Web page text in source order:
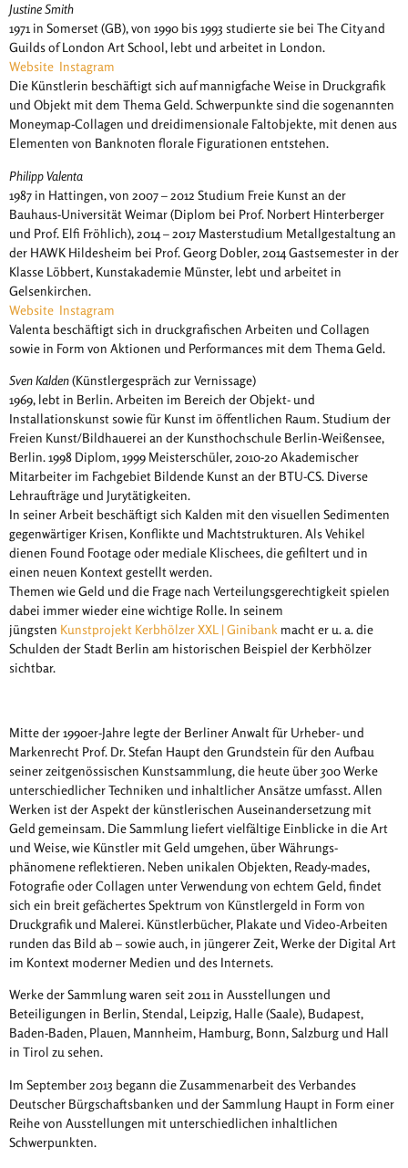
Justine Smith
1971 in Somerset (GB), von 1990 bis 1993 studierte sie bei The City and
Guilds of London Art School, lebt und arbeitet in London.
Website Instagram
Die Künstlerin beschäftigt sich auf mannigfache Weise in Druckgrafik
und Objekt mit dem Thema Geld. Schwerpunkte sind die sogenannten
Moneymap-Collagen und dreidimensionale Faltobjekte, mit denen aus
Elementen von Banknoten florale Figurationen entstehen.
Philipp Valenta
1987 in Hattingen, von 2007 – 2012 Studium Freie Kunst an der
Bauhaus-Universität Weimar (Diplom bei Prof. Norbert Hinterberger
und Prof. Elfi Fröhlich), 2014 – 2017 Masterstudium Metallgestaltung an
der HAWK Hildesheim bei Prof. Georg Dobler, 2014 Gastsemester in der
Klasse Löbbert, Kunstakademie Münster, lebt und arbeitet in
Gelsenkirchen.
Website Instagram
Valenta beschäftigt sich in druckgrafischen Arbeiten und Collagen
sowie in Form von Aktionen und Performances mit dem Thema Geld.
Sven Kalden(Künstlergespräch zur Vernissage)
1969, lebt in Berlin. Arbeiten im Bereich der Objekt- und
Installationskunst sowie für Kunst im öffentlichen Raum. Studium der
Freien Kunst/Bildhauerei an der Kunsthochschule Berlin-Weißensee,
Berlin. 1998 Diplom, 1999 Meisterschüler, 2010-20 Akademischer
Mitarbeiter im Fachgebiet Bildende Kunst an der BTU-CS. Diverse
Lehraufträge und Jurytätigkeiten.
In seiner Arbeit beschäftigt sich Kalden mit den visuellen Sedimenten
gegenwärtiger Krisen, Konflikte und Machtstrukturen. Als Vehikel
dienen Found Footage oder mediale Klischees, die gefiltert und in
einen neuen Kontext gestellt werden.
Themen wie Geld und die Frage nach Verteilungsgerechtigkeit spielen
dabei immer wieder eine wichtige Rolle. In seinem
jüngsten Kunstprojekt Kerbhölzer XXL | Ginibank macht er u. a. die
Schulden der Stadt Berlin am historischen Beispiel der Kerbhölzer
sichtbar.
Mitte der 1990er-Jahre legte der Berliner Anwalt für Urheber- und
Markenrecht Prof. Dr. Stefan Haupt den Grundstein für den Aufbau
seiner zeitgenössischen Kunstsammlung, die heute über 300 Werke
unterschiedlicher Techniken und inhaltlicher Ansätze umfasst. Allen
Werken ist der Aspekt der künstlerischen Auseinandersetzung mit
Geld gemeinsam. Die Sammlung liefert vielfältige Einblicke in die Art
und Weise, wie Künstler mit Geld umgehen, über Währungs-
phänomene reflektieren. Neben unikalen Objekten, Ready-mades,
Fotografie oder Collagen unter Verwendung von echtem Geld, findet
sich ein breit gefächertes Spektrum von Künstlergeld in Form von
Druckgrafik und Malerei. Künstlerbücher, Plakate und Video-Arbeiten
runden das Bild ab – sowie auch, in jüngerer Zeit, Werke der Digital Art
im Kontext moderner Medien und des Internets.
Werke der Sammlung waren seit 2011 in Ausstellungen und
Beteiligungen in Berlin, Stendal, Leipzig, Halle (Saale), Budapest,
Baden-Baden, Plauen, Mannheim, Hamburg, Bonn, Salzburg und Hall
in Tirol zu sehen.
Im September 2013 begann die Zusammenarbeit des Verbandes
Deutscher Bürgschaftsbanken und der Sammlung Haupt in Form einer
Reihe von Ausstellungen mit unterschiedlichen inhaltlichen
Schwerpunkten.